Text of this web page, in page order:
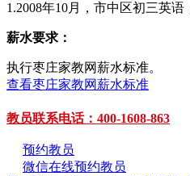
1.2008年10月，市中区初三英
薪水要求：
执行枣庄家教网薪水标准。
查看枣庄家教网薪水标准
教员联系电话：400-1608-863
预约教员
微信在线预约教员